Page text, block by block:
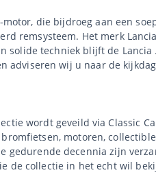
die bijdroeg aan een
remsysteem. Het merk
solide techniek blijft de
adviseren wij u naar de
wordt geveild via Classic
motoren,
gedurende decennia zijn
de collectie in het echt wil